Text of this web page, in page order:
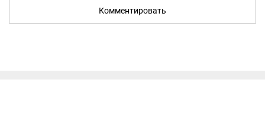
Комментировать